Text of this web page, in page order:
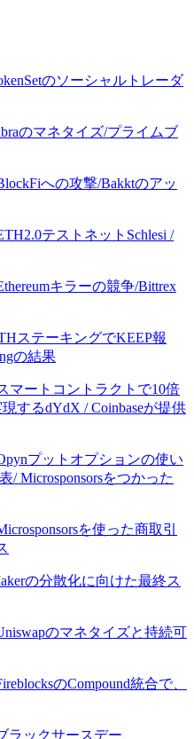
のソーシャルトレーダ
のマネタイズ/プライムブ
への攻撃/Bakktのアッ
テストネットSchlesi /
キラーの競争/Bittrex
ステーキングでKEEP報
の結果
マートコントラクトで10倍
するdYdX / Coinbaseが提供
プットオプションの使い
/ Microsponsorsをつかった
を使った商取引
の分散化に向けた最終ス
のマネタイズと持続可
のCompound統合で、
ラックサースデー、